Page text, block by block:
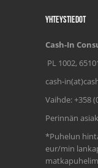
YHTEYSTIEDOT
Cash-In
PL 1002,
cash-
Vaihde: +358
Perinnän
*Puhelun
eur/min